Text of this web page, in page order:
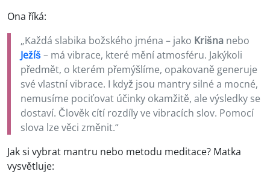
Ona říká:
„Každá slabika božského jména – jako Krišna nebo
Ježíš– má vibrace, které mění atmosféru. Jakýkoli
předmět, o kterém přemýšlíme, opakovaně generuje
své vlastní vibrace. I když jsou mantry silné a mocné,
nemusíme pociťovat účinky okamžitě, ale výsledky se
dostaví. Člověk cítí rozdíly ve vibracích slov. Pomocí
slova lze věci změnit.“
Jak si vybrat mantru nebo metodu meditace? Matka
vysvětluje: